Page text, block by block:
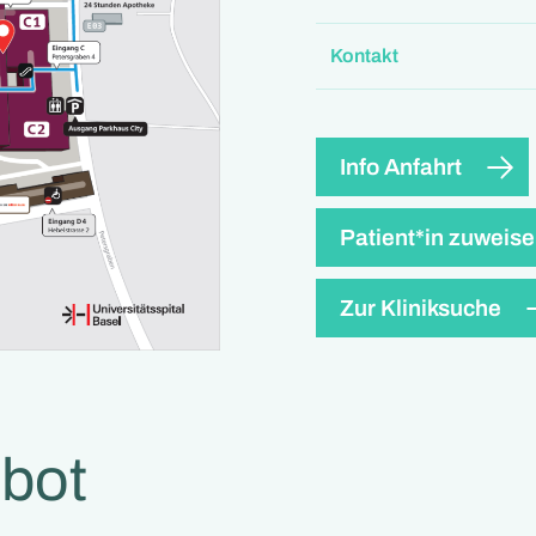
Kontakt
Info Anfahrt
Patient*in
Zur Kliniksuche